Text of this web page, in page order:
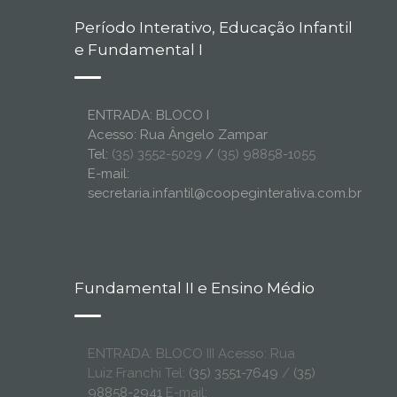
Período Interativo, Educação Infantil
e Fundamental I
ENTRADA: BLOCO I
Acesso: Rua Ângelo Zampar
Tel: (35) 3552-5029 / (35) 98858-1055
E-mail:
secretaria.infantil@coopeginterativa.com.br
Fundamental II e Ensino Médio
ENTRADA: BLOCO III Acesso: Rua
Luiz Franchi Tel: (35) 3551-7649 / (35)
98858-2941 E-mail: